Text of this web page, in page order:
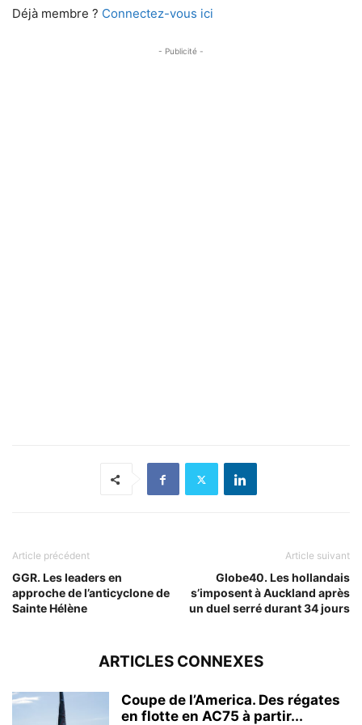
Déjà membre ? Connectez-vous ici
- Publicité -
Article précédent
GGR. Les leaders en
approche de l’anticyclone de
Sainte Hélène
Article suivant
Globe40. Les hollandais
s’imposent à Auckland après
un duel serré durant 34 jours
ARTICLES CONNEXES
Coupe de l’America. Des régates
en flotte en AC75 à partir...